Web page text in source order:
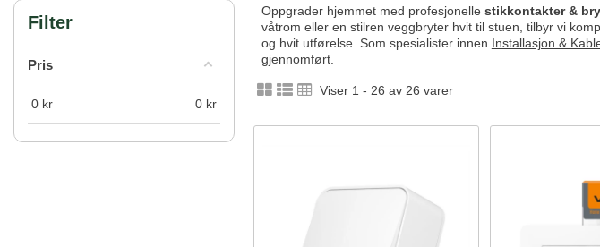
Oppgrader hjemmet med profesjonelle stikkontakter &
våtrom eller en stilren veggbryter hvit til stuen, tilbyr vi
og hvit utførelse. Som spesialister innen Installasjon &
gjennomført.
Viser 1 - 26 av 26 varer
Filter
Pris
0 kr 0kr